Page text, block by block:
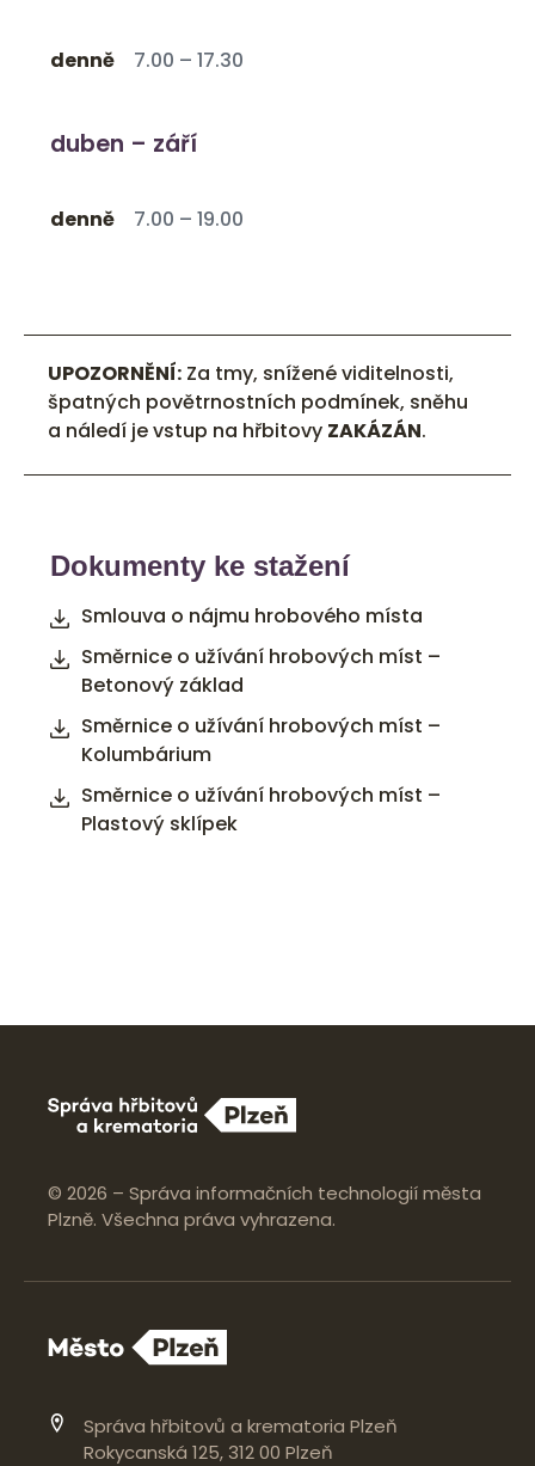
denně 7.00 – 17.30
duben – září
denně 7.00 – 19.00
UPOZORNĚNÍ: Za tmy, snížené viditelnosti,
špatných povětrnostních podmínek, sněhu
a náledí je vstup na hřbitovy ZAKÁZÁN.
Dokumenty ke stažení
Smlouva o nájmu hrobového místa
Směrnice o užívání hrobových míst –
Betonový základ
Směrnice o užívání hrobových míst –
Kolumbárium
Směrnice o užívání hrobových míst –
Plastový sklípek
© 2026 – Správa informačních technologií města
Plzně. Všechna práva vyhrazena.
Správa hřbitovů a krematoria Plzeň
Rokycanská 125, 312 00 Plzeň